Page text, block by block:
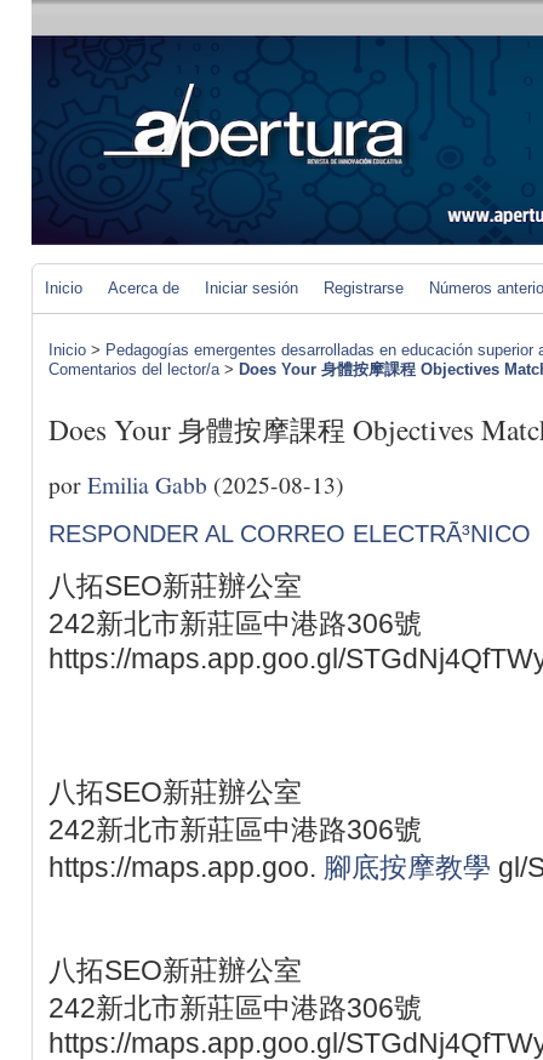
Inicio Acerca de Iniciar sesión Registrarse Números
Inicio > Pedagogías emergentes desarrolladas en educación
Comentarios del lector/a> Does Your 身體按摩課程 Objectives
Does Your 身體按摩課程 Objectives
porEmilia Gabb (2025-08-13)
RESPONDER AL CORREO ELECTRÃ³NICO
八拓SEO新莊辦公室
242新北市新莊區中港路306號
https://maps.app.goo.gl/
八拓SEO新莊辦公室
242新北市新莊區中港路306號
https://maps.app.goo. 腳底按摩教學 gl/
八拓SEO新莊辦公室
242新北市新莊區中港路306號
https://maps.app.goo.gl/